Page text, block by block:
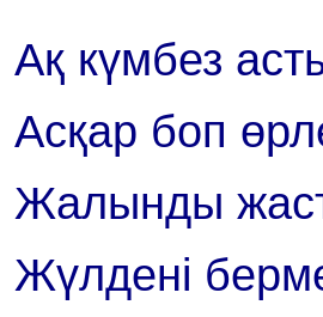
Ақ күмбез
Асқар боп
Жалынды
Жүлдені